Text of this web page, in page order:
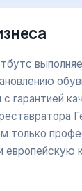
с гарантией
только
европейскую